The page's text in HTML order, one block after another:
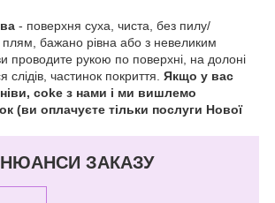
- поверхня суха, чиста, без пилу/
плям, бажано рівна або з невеликим
проводите рукою по поверхні, на долоні
частинок покриття. Якщо у вас
coke з нами і ми вишлемо
(ви оплачуєте тільки послуги Нової
НЮАНСИ ЗАКАЗУ